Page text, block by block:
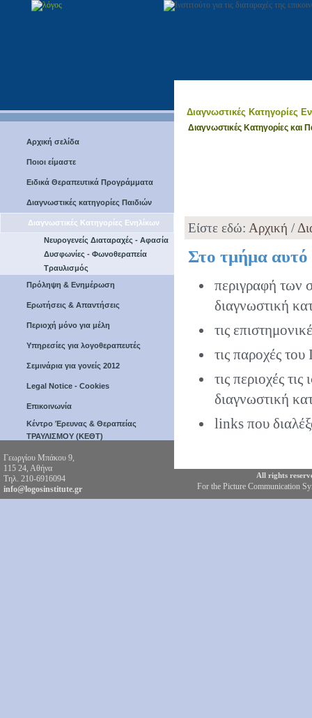
Αρχική σελίδα
Ποιοι είμαστε
Ειδικά Θεραπευτικά Προγράμματα
Διαγνωστικές κατηγορίες Παιδιών
Διαγνωστικές Κατηγορίες Ενηλίκων
Νευρογενείς Διαταραχές - Αφασία
Δυσφωνίες - Φωνοθεραπεία
Τραυλισμός
Πρόληψη & Ενημέρωση
Ερωτήσεις & Απαντήσεις
Περιοχή μόνο για μέλη
Υπηρεσίες για λογοθεραπευτές
Σεμινάρια για γονείς 2012
Legal Notice - Cookies
Επικοινωνία
Κέντρο Έρευνας & Θεραπείας
ΤΡΑΥΛΙΣΜΟΥ (ΚΕΘΤ)
search
Διαγνωστικές Κατηγορίες
Διαγνωστικές Κατηγορίες και
Είστε εδώ: Αρχική /
Στο τμήμα αυτό
περιγραφή των
διαγνωστική
τις
τις παροχές του
τις περιοχές
διαγνωστική
links που
Γεωργίου Μπάκου 9,
115 24, Αθήνα
Τηλ. 210-6916094
info@logosinstitute.gr
All rights
For the Picture Communication